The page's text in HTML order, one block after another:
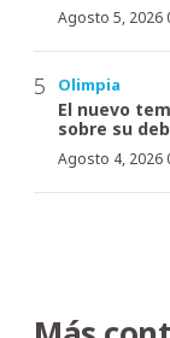
Agosto 5, 2026
Olimpia
El nuevo
sobre su
Agosto 4, 2026